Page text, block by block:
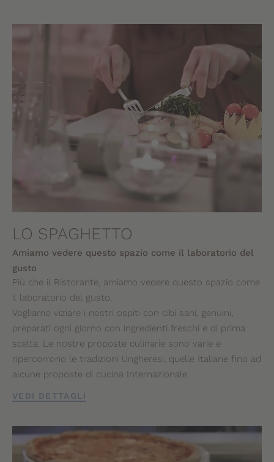
LO SPAGHETTO
Amiamo vedere questo spazio come il laboratorio del
gusto
Più che il Ristorante, amiamo vedere questo spazio come
il laboratorio del gusto.
Vogliamo viziare i nostri ospiti con cibi sani, genuini,
preparati ogni giorno con ingredienti freschi e di prima
scelta. Le nostre proposte culinarie sono varie e
ripercorrono le tradizioni Ungheresi, quelle Italiane fino ad
alcune proposte di cucina Internazionale.
VEDI DETTAGLI